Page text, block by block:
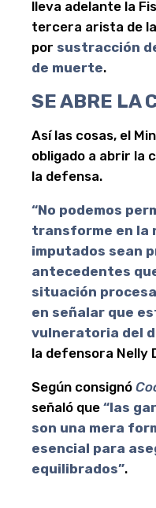
lleva adelante la
tercera arista de
por sustracción
de muerte.
SE ABRE LA
Así las cosas, el
obligado a abrir la
la defensa.
“No podemos
transforme en la
imputados sean
antecedentes
situación
en señalar que
vulneratoria del
la defensora Nelly
Según consignó
señaló que “las
son una mera
esencial para
equilibrados”.